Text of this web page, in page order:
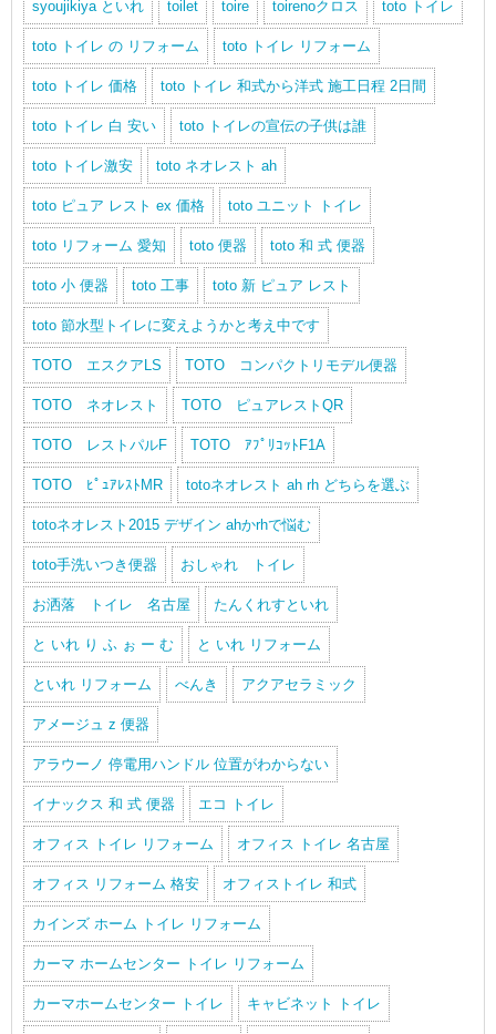
syoujikiya といれ toilet toire toirenoクロス toto トイレ
toto トイレ の リフォーム toto トイレ リフォーム
toto トイレ 価格 toto トイレ 和式から洋式 施工日程 2日間
toto トイレ 白 安い toto トイレの宣伝の子供は誰
toto トイレ激安 toto ネオレスト ah
toto ピュア レスト ex 価格 toto ユニット トイレ
toto リフォーム 愛知 toto 便器 toto 和 式 便器
toto 小 便器 toto 工事 toto 新 ピュア レスト
toto 節水型トイレに変えようかと考え中です
TOTO エスクアLS TOTO コンパクトリモデル便器
TOTO ネオレスト TOTO ピュアレストQR
TOTO レストパルF TOTO ｱﾌﾟﾘｺｯﾄF1A
TOTO ﾋﾟｭｱﾚｽﾄMR totoネオレスト ah rh どちらを選ぶ
totoネオレスト2015 デザイン ahかrhで悩む
toto手洗いつき便器 おしゃれ トイレ
お洒落 トイレ 名古屋 たんくれすといれ
と いれ り ふ ぉ ー む と いれ リフォーム
といれ リフォーム べんき アクアセラミック
アメージュ z 便器
アラウーノ 停電用ハンドル 位置がわからない
イナックス 和 式 便器 エコ トイレ
オフィス トイレ リフォーム オフィス トイレ 名古屋
オフィス リフォーム 格安 オフィストイレ 和式
カインズ ホーム トイレ リフォーム
カーマ ホームセンター トイレ リフォーム
カーマホームセンター トイレ キャビネット トイレ